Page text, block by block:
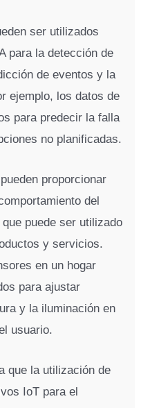
ser utilizados
para la detección de
de eventos y la
ejemplo, los datos de
para predecir la falla
no planificadas.
proporcionar
del
puede ser utilizado
y servicios.
en un hogar
para ajustar
y la iluminación en
usuario.
que la utilización de
IoT para el